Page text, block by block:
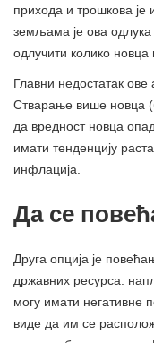
прихода и трошкова
земљама је ова
одлучити колико новца
Главни недостатак ове
Стварање више новца
да вредност новца
имати тенденцију
инфлација.
Да се
Друга опција је
државних ресурса:
могу имати негативне
виде да им се